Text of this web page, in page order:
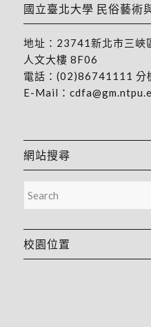
國立臺北大學 民俗藝術
地址： 23741新北市三峽
人文大樓 8F06
電話： (02)86741111 分
E-Mail：
網站搜尋
校園位置